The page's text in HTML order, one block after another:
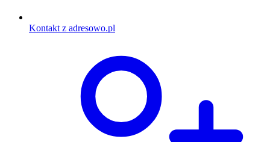
Kontakt z adresowo.pl